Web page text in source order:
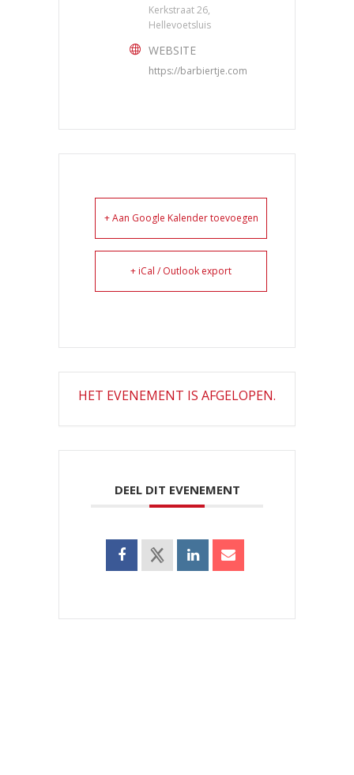
Kerkstraat 26,
Hellevoetsluis
WEBSITE
https://barbiertje.com
+ Aan Google Kalender toevoegen
+ iCal / Outlook export
HET EVENEMENT IS AFGELOPEN.
DEEL DIT EVENEMENT